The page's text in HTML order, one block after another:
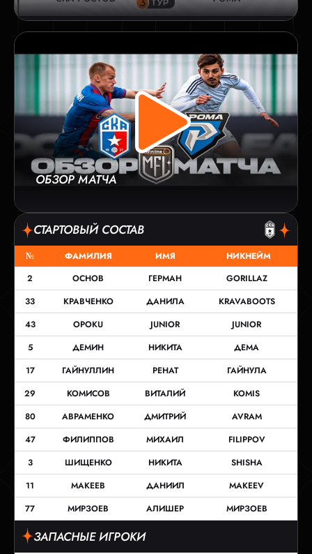
ОБЗОР МАТЧА
СТАРТОВЫЙ СОСТАВ
№ ФАМИЛИЯ ИМЯ
НИКНЕЙМ
2
ОСНОВ ГЕРМАН
GORILLAZ
33
КРАВЧЕНКО ДАНИЛА
KRAVABOOTS
43
OPOKU JUNIOR
JUNIOR
5
ДЕМИН НИКИТА
ДЕМА
17
ГАЙНУЛЛИН РЕНАТ
ГАЙНУЛА
29
КОМИСОВ ВИТАЛИЙ
KOMIS
80
АВРАМЕНКО ДМИТРИЙ
AVRAM
47
ФИЛИППОВ МИХАИЛ
FILIPPOV
3
ШИЩЕНКО НИКИТА
SHISHA
11
МАКЕЕВ ДАНИИЛ
MAKEEV
77
МИРЗОЕВ АЛИШЕР МИРЗОЕВ
ЗАПАСНЫЕ ИГРОКИ